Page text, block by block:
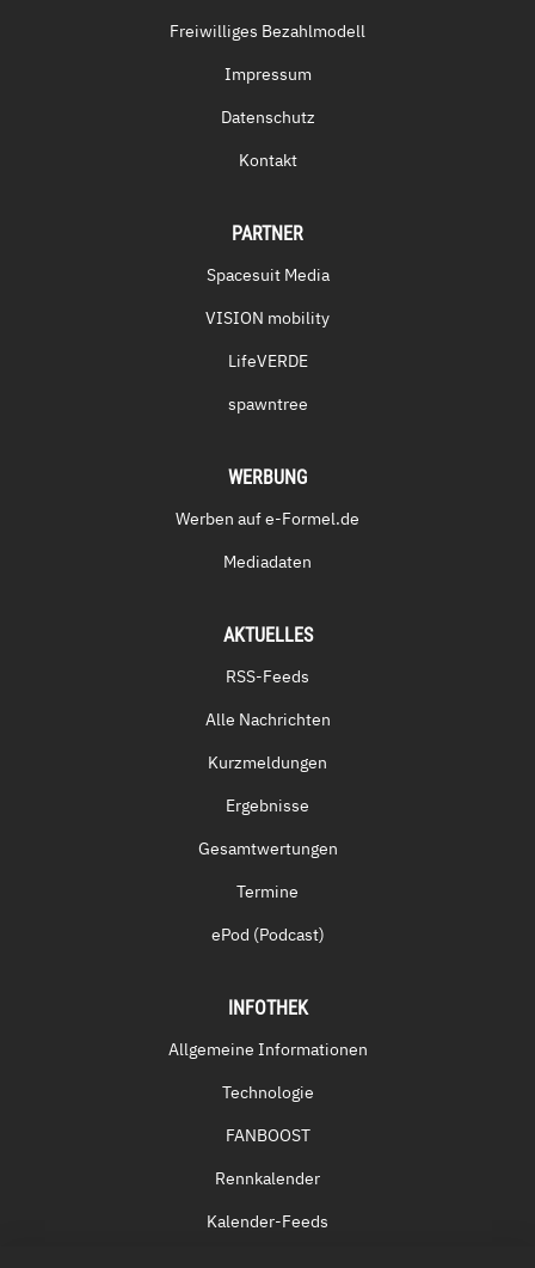
Freiwilliges Bezahlmodell
Impressum
Datenschutz
Kontakt
PARTNER
Spacesuit Media
VISION mobility
LifeVERDE
spawntree
WERBUNG
Werben auf e-Formel.de
Mediadaten
AKTUELLES
RSS-Feeds
Alle Nachrichten
Kurzmeldungen
Ergebnisse
Gesamtwertungen
Termine
ePod (Podcast)
INFOTHEK
Allgemeine Informationen
Technologie
FANBOOST
Rennkalender
Kalender-Feeds